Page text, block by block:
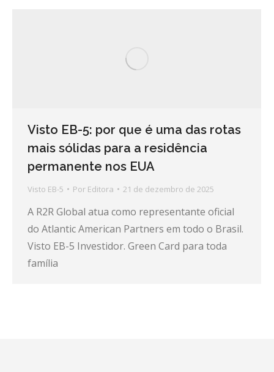
Visto EB-5: por que é uma das rotas
mais sólidas para a residência
permanente nos EUA
Visto EB-5 Por Editora 21 de dezembro de 2025
A R2R Global atua como representante oficial
do Atlantic American Partners em todo o Brasil.
Visto EB-5 Investidor. Green Card para toda
família